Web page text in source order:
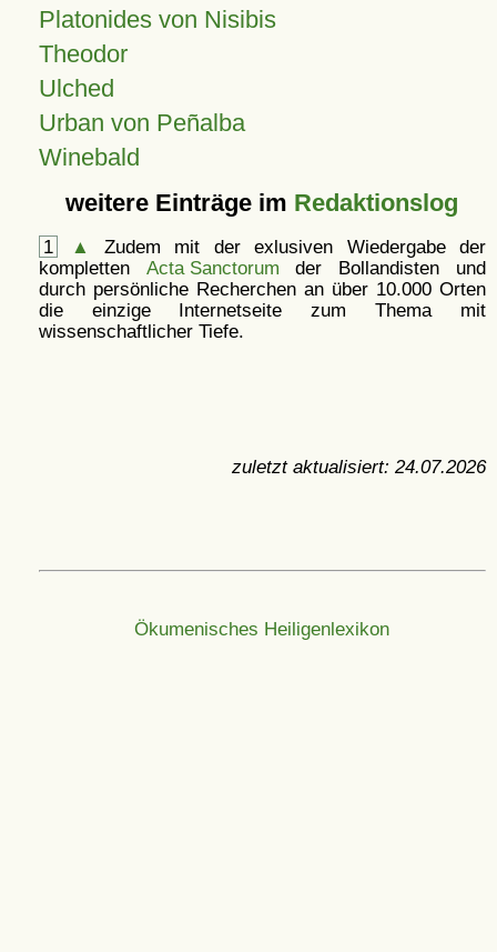
Platonides von Nisibis
Theodor
Ulched
Urban von Peñalba
Winebald
weitere Einträge im Redaktionslog
1 ▲
Zudem mit der exlusiven Wiedergabe der
kompletten Acta Sanctorum der Bollandisten und
durch persönliche Recherchen an über 10.000 Orten
die einzige Internetseite zum Thema mit
wissenschaftlicher Tiefe.
zuletzt aktualisiert: 24.07.2026
Ökumenisches Heiligenlexikon